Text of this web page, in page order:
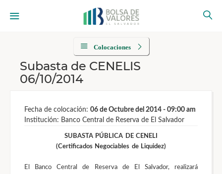
Colocaciones
Subasta de CENELIS
06/10/2014
Fecha de colocación: 06 de Octubre del 2014 - 09:00 am
Institución: Banco Central de Reserva de El Salvador
SUBASTA PÚBLICA DE CENELI
(Certificados Negociables de Liquidez)
El Banco Central de Reserva de El Salvador, realizará